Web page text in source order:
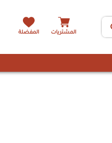
المشتريات المفضلة